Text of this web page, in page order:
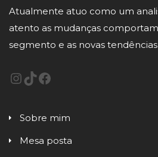
Atualmente atuo como um
atento as mudanças
segmento e as novas
Sobre mim
Mesa posta